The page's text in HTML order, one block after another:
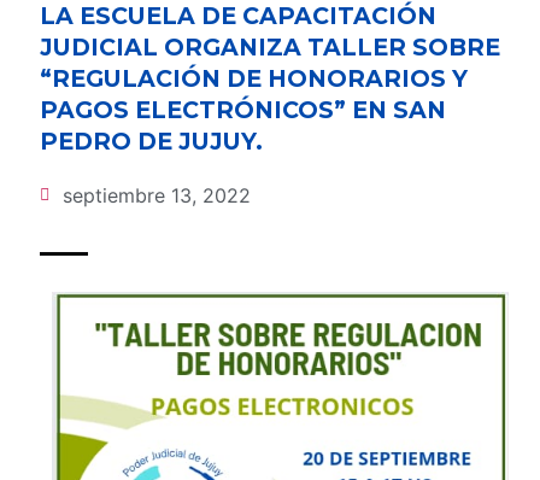
LA ESCUELA DE CAPACITACIÓN
JUDICIAL ORGANIZA TALLER SOBRE
“REGULACIÓN DE HONORARIOS Y
PAGOS ELECTRÓNICOS” EN SAN
PEDRO DE JUJUY.
septiembre 13, 2022